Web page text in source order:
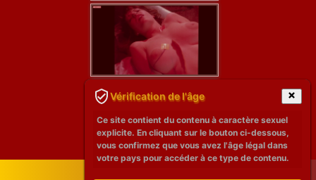
Vérification de l'âge
Ce site contient du contenu à caractère sexuel
explicite. En cliquant sur le bouton ci-dessous,
vous confirmez que vous avez l'âge légal dans
votre pays pour accéder à ce type de contenu.